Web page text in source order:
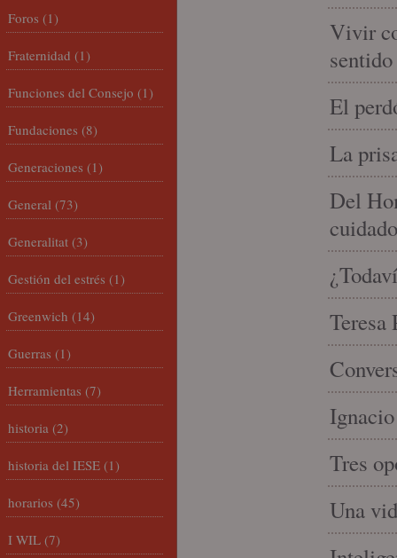
Vivir
El
La
Del
cuidado
Teresa
Tres
Una
Foros (1)
Fraternidad (1)
Funciones del Consejo (1)
Fundaciones (8)
Generaciones (1)
General (73)
Generalitat (3)
Gestión del estrés (1)
Greenwich (14)
Guerras (1)
Herramientas (7)
historia (2)
historia del IESE (1)
horarios (45)
I WIL (7)